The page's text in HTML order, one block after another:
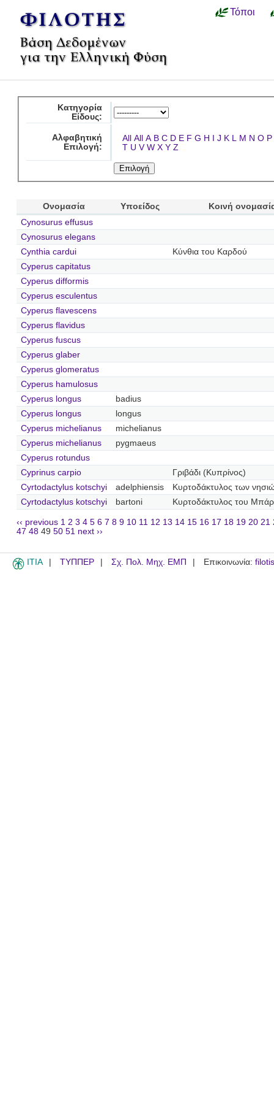
Τόποι
Κατηγορία
Είδους:
Αλφαβητική
Επιλογή:
All All A B C D E F G H I J K L M N O P
T U V W X Y Z
Ονομασία Υποείδος
Κοινή
Cynosurus effusus
Cynosurus elegans
Cynthia cardui
Κύνθια του Καρδού
Cyperus capitatus
Cyperus difformis
Cyperus esculentus
Cyperus flavescens
Cyperus flavidus
Cyperus fuscus
Cyperus glaber
Cyperus glomeratus
Cyperus hamulosus
Cyperus longus
badius
Cyperus longus
longus
Cyperus michelianus
michelianus
Cyperus michelianus
pygmaeus
Cyperus rotundus
Cyprinus carpio
Γριβάδι (Κυπρίνος)
Cyrtodactylus kotschyi
adelphiensis
Κυρτοδάκτυλος των
Cyrtodactylus kotschyi
bartoni Κυρτοδάκτυλος του
‹‹ previous 1 2 3 4 5 6 7 8 9 10 11 12 13 14 15 16 17 18 19 20 21
47 48 49 50 51 next ››
ITIA ΤΥΠΠΕΡ Σχ. Πολ. Μηχ. ΕΜΠ Επικοινωνία: